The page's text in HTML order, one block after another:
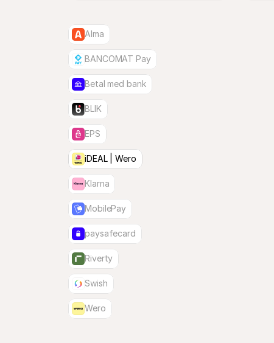
Alma
BANCOMAT Pay
Betal med bank
BLIK
EPS
iDEAL | Wero
Klarna
MobilePay
paysafecard
Riverty
Swish
Wero